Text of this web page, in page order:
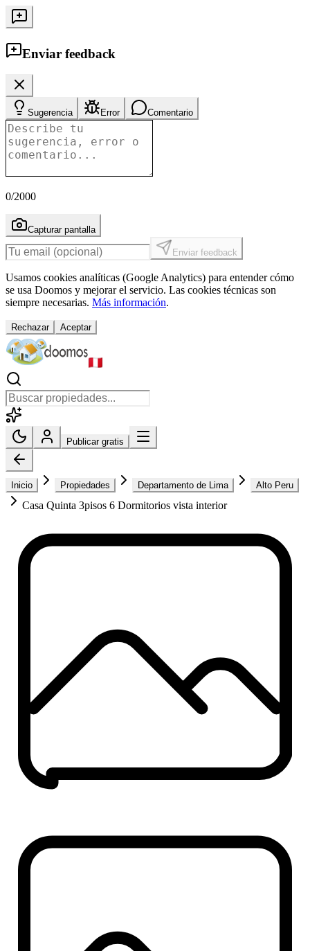
Enviar feedback
Sugerencia Error Comentario
0/2000
Capturar pantalla
Enviar feedback
Usamos cookies analíticas (Google Analytics) para entender cómo
se usa Doomos y mejorar el servicio. Las cookies técnicas son
siempre necesarias. Más información.
Rechazar Aceptar
Publicar gratis
Inicio Propiedades Departamento de Lima Alto Peru
Casa Quinta 3pisos 6 Dormitorios vista interior